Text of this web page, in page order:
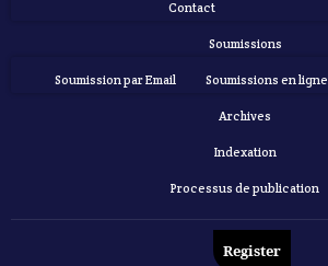
Contact
Soumissions
Soumission par Email Soumissions en ligne
Archives
Indexation
Processus de publication
Register